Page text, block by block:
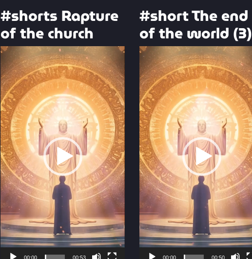
#shorts Rapture
of the church
Video
Player
00:00 00:53
#short The end
of the world (3)
Video
Player
00:00 00:50